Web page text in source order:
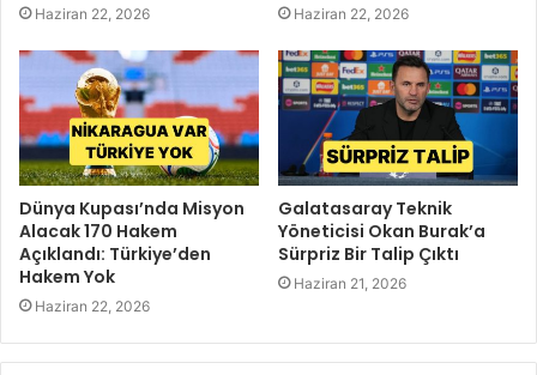
Haziran 22, 2026 Haziran 22, 2026
Dünya Kupası’nda Misyon
Alacak 170 Hakem
Açıklandı: Türkiye’den
Hakem Yok
Haziran 22, 2026
Galatasaray Teknik
Yöneticisi Okan Burak’a
Sürpriz Bir Talip Çıktı
Haziran 21, 2026